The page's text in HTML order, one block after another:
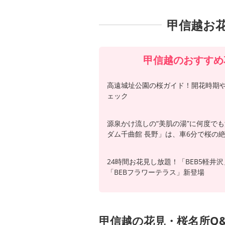
甲信越お
甲信越のおすす
高遠城址公園の桜ガイド！開花時期
ェック
源泉かけ流しの“美肌の湯”に何度で
ダム千曲館 長野」は、車6分で桜の
24時間お花見し放題！「BEB5軽井
「BEBフラワーテラス」新登場
甲信越の花見・桜名所